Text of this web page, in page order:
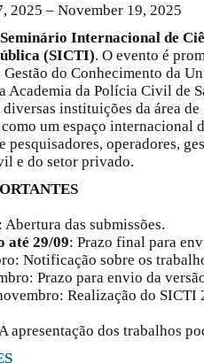
2025 – November 19, 2025
Seminário Internacional de
(SICTI). O evento é
Gestão do Conhecimento da
Academia da Polícia Civil de
instituições da área de
um espaço internacional
pesquisadores, operadores,
e do setor privado.
Abertura das submissões.
até 29/09: Prazo final para
Notificação sobre os
Prazo para envio da
Realização do
apresentação dos trabalhos